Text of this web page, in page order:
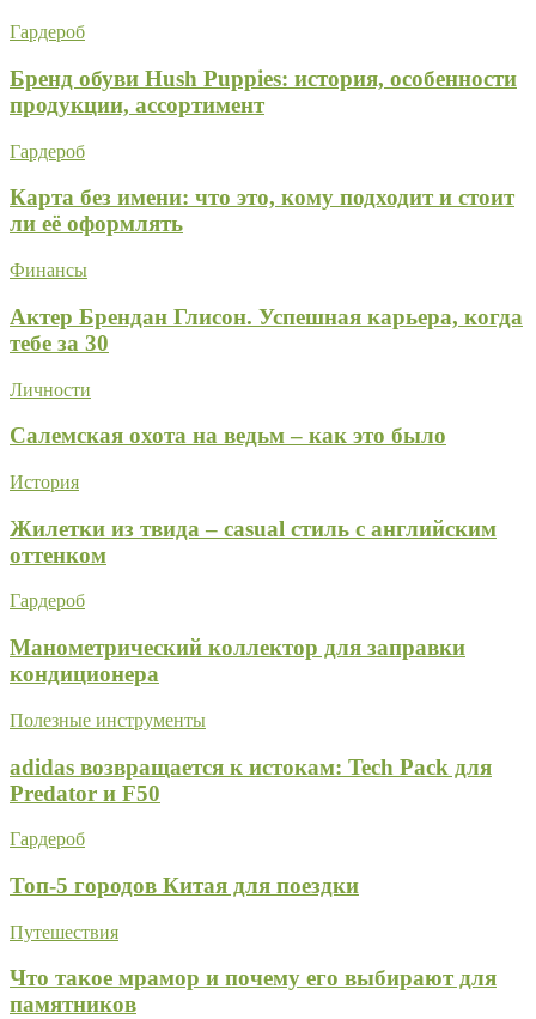
Гардероб
Бренд обуви Hush Puppies: история, особенности
продукции, ассортимент
Гардероб
Карта без имени: что это, кому подходит и стоит
ли её оформлять
Финансы
Актер Брендан Глисон. Успешная карьера, когда
тебе за 30
Личности
Салемская охота на ведьм – как это было
История
Жилетки из твида – casual стиль с английским
оттенком
Гардероб
Манометрический коллектор для заправки
кондиционера
Полезные инструменты
adidas возвращается к истокам: Tech Pack для
Predator и F50
Гардероб
Топ-5 городов Китая для поездки
Путешествия
Что такое мрамор и почему его выбирают для
памятников